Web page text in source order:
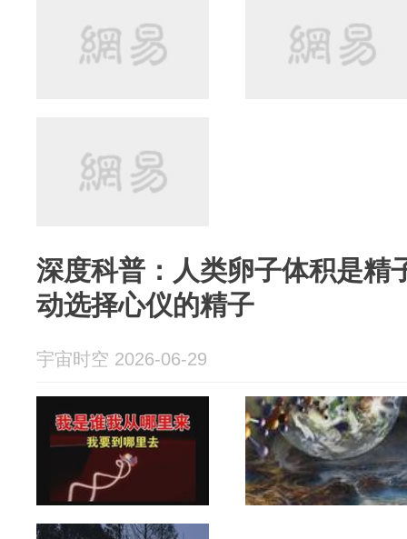
深度科普：人类卵子体积是精
动选择心仪的精子
宇宙时空 2026-06-29